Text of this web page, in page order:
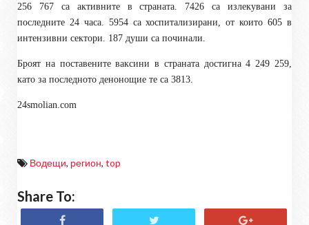
256 767 са активните в страната. 7426 са излекувани за
последните 24 часа. 5954 са хоспитализирани, от които 605 в
интензивни сектори. 187 души са починали.
Броят на поставените ваксини в страната достигна 4 249 259,
като за последното денонощие те са 3813.
24smolian.com
Водещи, регион, top
Share To: